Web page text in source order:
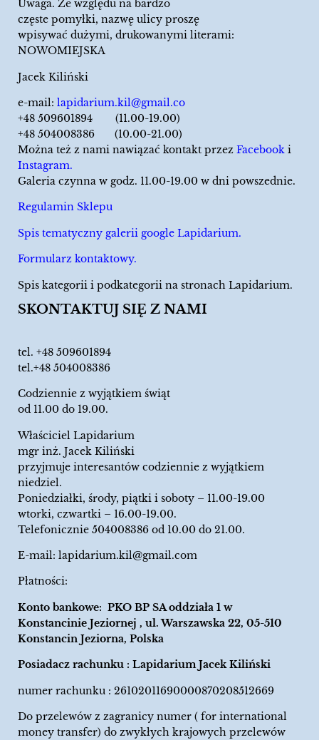
Uwaga. Ze względu na bardzo
częste pomyłki, nazwę ulicy proszę
wpisywać dużymi, drukowanymi literami:
NOWOMIEJSKA
Jacek Kiliński
e-mail: lapidarium.kil@gmail.co
+48 509601894 (11.00-19.00)
+48 504008386 (10.00-21.00)
Można też z nami nawiązać kontakt przez Facebook i
Instagram.
Galeria czynna w godz. 11.00-19.00 w dni powszednie.
Regulamin Sklepu
Spis tematyczny galerii google Lapidarium.
Formularz kontaktowy.
Spis kategorii i podkategorii na stronach Lapidarium.
SKONTAKTUJ SIĘ Z NAMI
tel. +48 509601894
tel.+48 504008386
Codziennie z wyjątkiem świąt
od 11.00 do 19.00.
Właściciel Lapidarium
mgr inż. Jacek Kiliński
przyjmuje interesantów codziennie z wyjątkiem
niedziel.
Poniedziałki, środy, piątki i soboty – 11.00-19.00
wtorki, czwartki – 16.00-19.00.
Telefonicznie 504008386 od 10.00 do 21.00.
E-mail: lapidarium.kil@gmail.com
Płatności:
Konto bankowe: PKO BP SA oddziała 1 w
Konstancinie Jeziornej , ul. Warszawska 22, 05-510
Konstancin Jeziorna, Polska
Posiadacz rachunku : Lapidarium Jacek Kiliński
numer rachunku : 26102011690000870208512669
Do przelewów z zagranicy numer ( for international
money transfer) do zwykłych krajowych przelewów